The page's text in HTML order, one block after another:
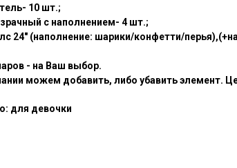
10 шт.;
с наполнением- 4 шт.;
24" (наполнение: шарики/конфетти/
- на Ваш выбор.
можем добавить, либо убавить элемент.
для девочки